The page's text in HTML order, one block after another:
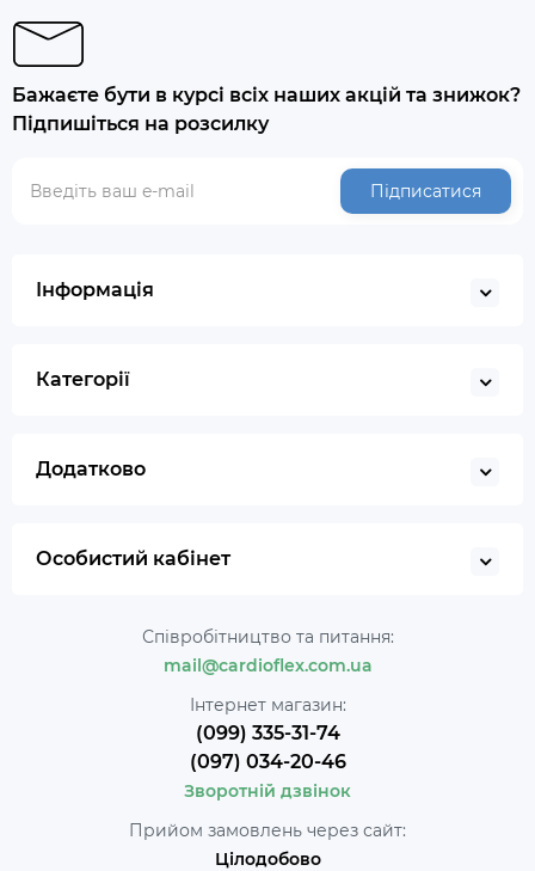
Бажаєте бути в курсі всіх наших акцій та знижок?
Підпишіться на розсилку
Підписатися
Інформація
Категорії
Додатково
Особистий кабінет
Співробітництво та питання:
mail@cardioflex.com.ua
Інтернет магазин:
(099) 335-31-74
(097) 034-20-46
Зворотній дзвінок
Прийом замовлень через сайт:
Цілодобово